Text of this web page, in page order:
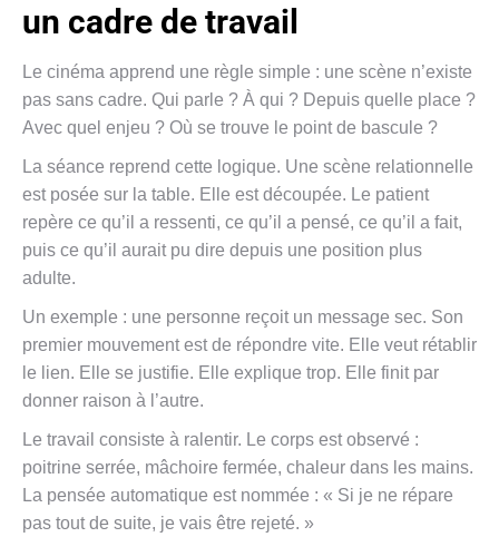
un cadre de travail
Le cinéma apprend une règle simple : une scène n’existe
pas sans cadre. Qui parle ? À qui ? Depuis quelle place ?
Avec quel enjeu ? Où se trouve le point de bascule ?
La séance reprend cette logique. Une scène relationnelle
est posée sur la table. Elle est découpée. Le patient
repère ce qu’il a ressenti, ce qu’il a pensé, ce qu’il a fait,
puis ce qu’il aurait pu dire depuis une position plus
adulte.
Un exemple : une personne reçoit un message sec. Son
premier mouvement est de répondre vite. Elle veut rétablir
le lien. Elle se justifie. Elle explique trop. Elle finit par
donner raison à l’autre.
Le travail consiste à ralentir. Le corps est observé :
poitrine serrée, mâchoire fermée, chaleur dans les mains.
La pensée automatique est nommée : « Si je ne répare
pas tout de suite, je vais être rejeté. »